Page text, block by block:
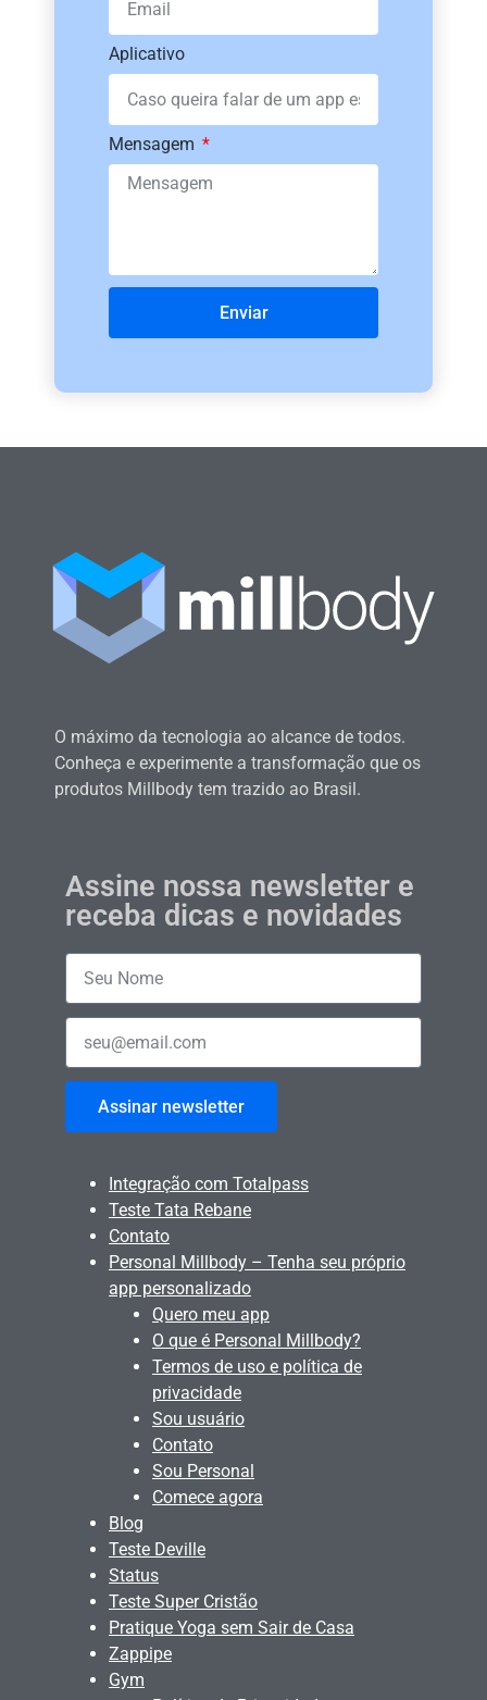
Aplicativo
Mensagem
Enviar
O máximo da tecnologia ao alcance de todos.
Conheça e experimente a transformação que os
produtos Millbody tem trazido ao Brasil.
Assine nossa newsletter e
receba dicas e novidades
Assinar newsletter
Integração com Totalpass
Teste Tata Rebane
Contato
Personal Millbody – Tenha seu próprio
app personalizado
Quero meu app
O que é Personal Millbody?
Termos de uso e política de
privacidade
Sou usuário
Contato
Sou Personal
Comece agora
Blog
Teste Deville
Status
Teste Super Cristão
Pratique Yoga sem Sair de Casa
Zappipe
Gym